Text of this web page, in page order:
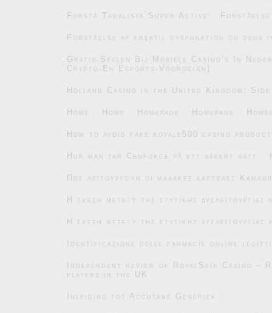
Forstå Tadalista Super Active
Forståelse af erektil dysfunktion og dens
Gratis Spelen Bij Mobiele Casino’s In
Crypto-En Esports-Voordelen)
Holland Casino in the United Kingdom:
Home Home Homepage Homepage
How to avoid fake royale500 casino
Hur man tar Cenforce på ett säkert sätt
Πώς λειτουργούν οι μαλακές καρτέλες
Η σχέση μεταξύ της στυτικής
Η σχέση μεταξύ της στυτικής
Identificazione delle farmacie online
Independent review of RoyalSpin Casino
players in the UK
Inleiding tot Accutane Generiek